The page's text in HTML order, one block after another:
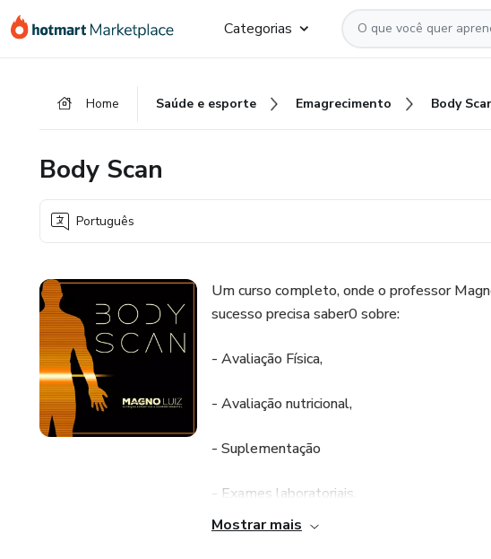
para
para
para
Categorias
Home Saúde e esporte Emagrecimento Body
Body Scan
Português
Um curso completo, onde o professor
sucesso precisa saber0 sobre:
- Avaliação Física,
- Avaliação nutricional,
- Suplementação
- Exames laboratoriais.
Mostrar mais